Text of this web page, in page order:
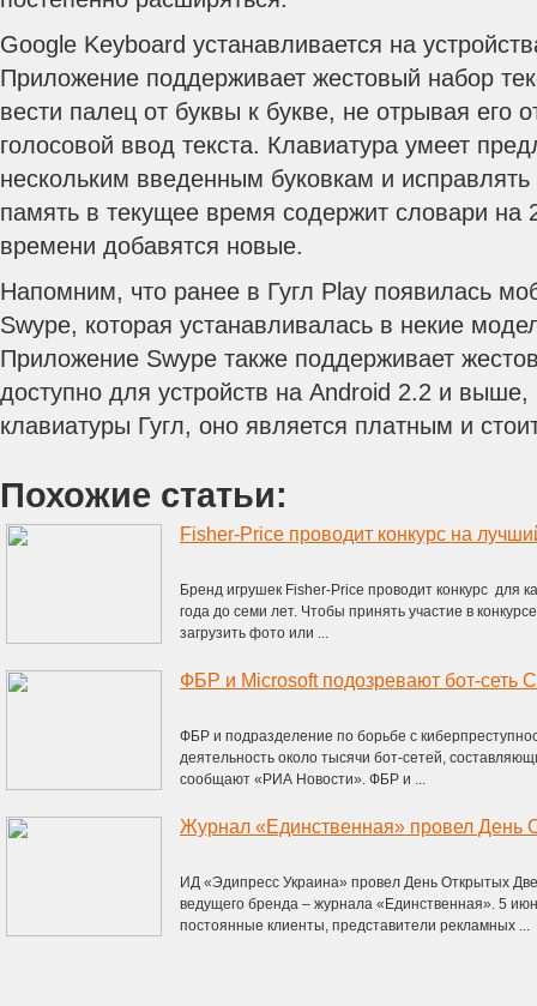
Google Keyboard устанавливается на
Приложение поддерживает жестовый набор
вести палец от буквы к букве, не отрывая его
голосовой ввод текста. Клавиатура умеет
нескольким введенным буковкам и
память в текущее время содержит словари на
времени добавятся новые.
Напомним, что ранее в Гугл Play появилась
Swype, которая устанавливалась в некие
Приложение Swype также поддерживает
доступно для устройств на Android 2.2 и выше,
клавиатуры Гугл, оно является платным и
Похожие статьи:
Fisher-Price проводит конкурс на
Бренд игрушек Fisher-Price проводит конкурс для
года до семи лет. Чтобы принять участие в
загрузить фото или ...
ФБР и подразделение по борьбе с
деятельность около тысячи бот-сетей,
сообщают «РИА Новости». ФБР и ...
Журнал «Единственная» провел День
ИД «Эдипресс Украина» провел День Открытых
ведущего бренда – журнала «Единственная». 5
постоянные клиенты, представители рекламных ...